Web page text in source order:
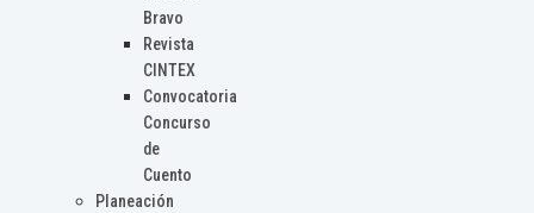
Bravo
Revista
CINTEX
Convocatoria
Concurso
de
Cuento
Planeación